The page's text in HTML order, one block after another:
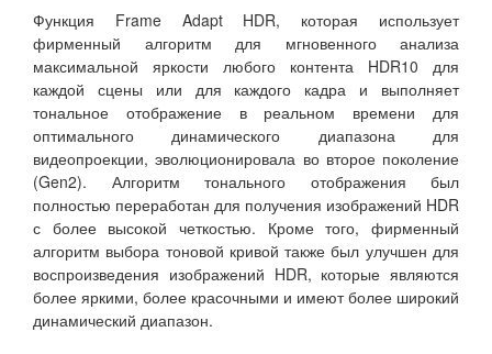
Функция Frame Adapt HDR, которая использует
фирменный алгоритм для мгновенного анализа
максимальной яркости любого контента HDR10 для
каждой сцены или для каждого кадра и выполняет
тональное отображение в реальном времени для
оптимального динамического диапазона для
видеопроекции, эволюционировала во второе поколение
(Gen2). Алгоритм тонального отображения был
полностью переработан для получения изображений HDR
с более высокой четкостью. Кроме того, фирменный
алгоритм выбора тоновой кривой также был улучшен для
воспроизведения изображений HDR, которые являются
более яркими, более красочными и имеют более широкий
динамический диапазон.